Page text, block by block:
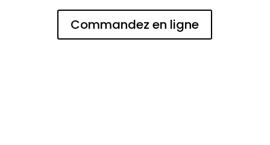
Commandez en ligne